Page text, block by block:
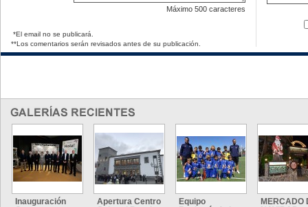
Máximo 500 caracteres
*El email no se publicará.
**Los comentarios serán revisados antes de su publicación.
Inauguración
Apertura Centro
Equipo
MERCADO